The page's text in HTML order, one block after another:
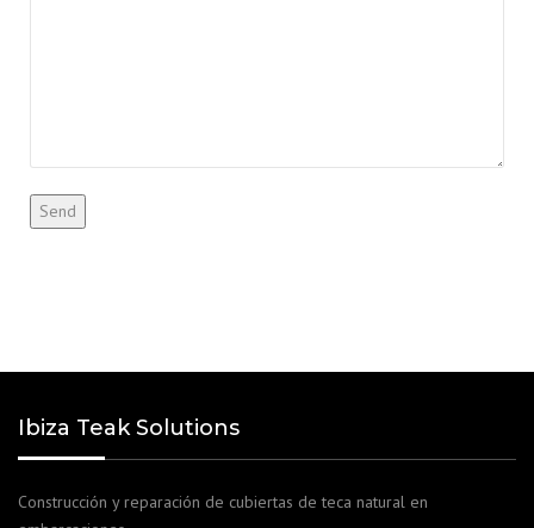
Ibiza Teak Solutions
Construcción y reparación de cubiertas de teca natural en